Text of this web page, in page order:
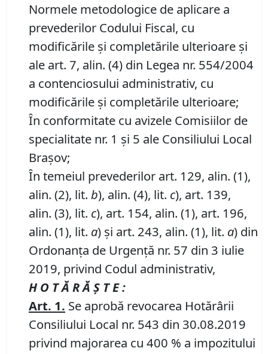
Normele metodologice de aplicare a
prevederilor Codului Fiscal, cu
modificările și completările ulterioare și
ale art. 7, alin. (4) din Legea nr. 554/2004
a contenciosului administrativ, cu
modificările și completările ulterioare;
În conformitate cu avizele Comisiilor de
specialitate nr. 1 și 5 ale Consiliului Local
Brașov;
În temeiul prevederilor art. 129, alin. (1),
alin. (2), lit. b), alin. (4), lit. c), art. 139,
alin. (3), lit. c), art. 154, alin. (1), art. 196,
alin. (1), lit. a) și art. 243, alin. (1), lit. a) din
Ordonanța de Urgență nr. 57 din 3 iulie
2019, privind Codul administrativ,
H O T Ă R Ă Ş T E :
Art. 1. Se aprobă revocarea Hotărârii
Consiliului Local nr. 543 din 30.08.2019
privind majorarea cu 400 % a impozitului